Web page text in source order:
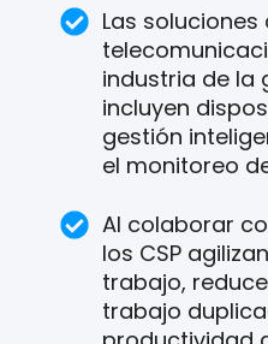
Las soluciones
industria de la
incluyen
gestión
el monitoreo
Al colaborar
los CSP
trabajo,
trabajo